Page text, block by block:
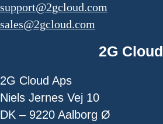
support@2gcloud.com
sales@2gcloud.com
2G Cloud
2G Cloud Aps
Niels Jernes Vej 10
DK – 9220 Aalborg Ø